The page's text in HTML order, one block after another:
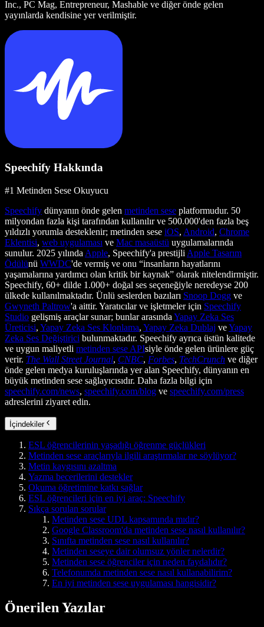
Inc., PC Mag, Entrepreneur, Mashable ve diğer önde gelen
yayınlarda kendisine yer verilmiştir.
Speechify Hakkında
#1 Metinden Sese Okuyucu
Speechify dünyanın önde gelen metinden sese platformudur. 50
milyondan fazla kişi tarafından kullanılır ve 500.000'den fazla beş
yıldızlı yorumla desteklenir; metinden sese iOS, Android, Chrome
Eklentisi, web uygulaması ve Mac masaüstü uygulamalarında
sunulur. 2025 yılında Apple, Speechify'a prestijli Apple Tasarım
Ödülünü WWDC'de vermiş ve onu “insanların hayatlarını
yaşamalarına yardımcı olan kritik bir kaynak” olarak nitelendirmiştir.
Speechify, 60+ dilde 1.000+ doğal ses seçeneğiyle neredeyse 200
ülkede kullanılmaktadır. Ünlü seslerden bazıları Snoop Dogg ve
Gwyneth Paltrow'a aittir. Yaratıcılar ve işletmeler için Speechify
Studio gelişmiş araçlar sunar; bunlar arasında Yapay Zeka Ses
Üreticisi, Yapay Zeka Ses Klonlama, Yapay Zeka Dublaj veYapay
Zeka Ses Değiştirici bulunmaktadır. Speechify ayrıca üstün kalitede
ve uygun maliyetli metinden sese APIsiyle önde gelen ürünlere güç
verir. The Wall Street Journal, CNBC, Forbes, TechCrunch ve diğer
önde gelen medya kuruluşlarında yer alan Speechify, dünyanın en
büyük metinden sese sağlayıcısıdır. Daha fazla bilgi için
speechify.com/news, speechify.com/blog ve speechify.com/press
adreslerini ziyaret edin.
İçindekiler
ESL öğrencilerinin yaşadığı öğrenme güçlükleri
Metinden sese araçlarıyla ilgili araştırmalar ne söylüyor?
Metin kaygısını azaltma
Yazma becerilerini destekler
Okuma öğretimine katkı sağlar
ESL öğrencileri için en iyi araç: Speechify
Sıkça sorulan sorular
Metinden sese UDL kapsamında mıdır?
Google Classroom'da metinden sese nasıl kullanılır?
Sınıfta metinden sese nasıl kullanılır?
Metinden seseye dair olumsuz yönler nelerdir?
Metinden sese öğrenciler için neden faydalıdır?
Telefonumda metinden sese nasıl kullanabilirim?
En iyi metinden sese uygulaması hangisidir?
Önerilen Yazılar